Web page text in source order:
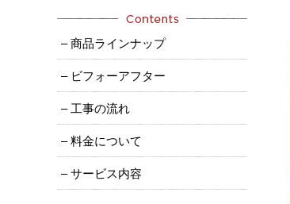
– 商品ラインナップ
– ビフォーアフター
– 工事の流れ
– 料金について
– サービス内容